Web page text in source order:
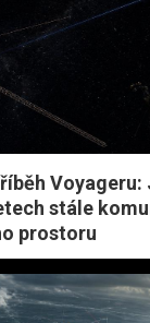
Voyageru:
stále
prostoru